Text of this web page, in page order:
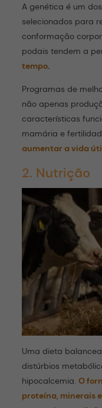
A genética é um
selecionados para
conformação
podais tendem a
tempo.
Programas de
não apenas
características
mamária e
aumentar a vida
2. Nutrição
Uma dieta
distúrbios
hipocalcemia.O
proteína, minerais